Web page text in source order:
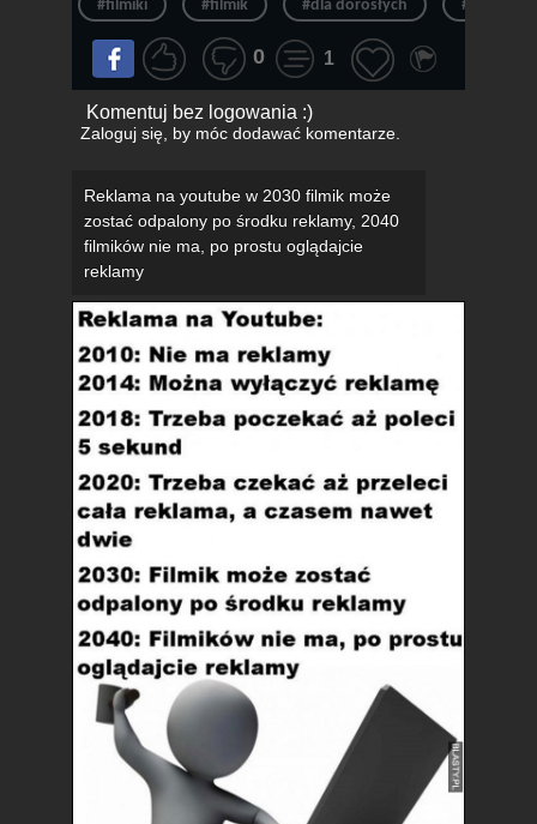
#filmiki #filmik #dla dorosłych #tik tok
0 1
Komentuj bez logowania :)
Zaloguj się, by móc dodawać komentarze.
Reklama na youtube w 2030 filmik może
zostać odpalony po środku reklamy, 2040
filmików nie ma, po prostu oglądajcie
reklamy